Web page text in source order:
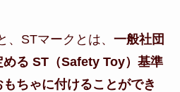
STマークとは、 一般社団
る ST（Safety Toy）基準
ちゃに付けることができ